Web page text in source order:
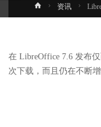
首
页
资讯
在 LibreOffice 7.6 发布
次下载，而且仍在不断增